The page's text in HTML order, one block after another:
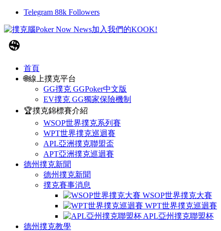
Telegram 88k Followers
首頁
🌐線上撲克平台
GG撲克 GGPoker中文版
EV撲克 GG獨家保險機制
🏆撲克錦標賽介紹
WSOP世界撲克系列賽
WPT世界撲克巡迴賽
APL亞洲撲克聯盟盃
APT亞洲撲克巡迴賽
德州撲克新聞
德州撲克新聞
撲克賽事消息
WSOP世界撲克大賽
WPT世界撲克巡迴賽
APL亞州撲克聯盟杯
德州撲克教學